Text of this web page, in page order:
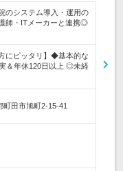
のシステム導入・運用の
師・ITメーカーと連携◎
にピッタリ】◆基本的な
＆年休120日以上 ◎未経
町田市旭町2-15-41